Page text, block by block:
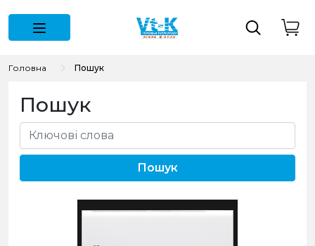
Головна Пошук
Пошук